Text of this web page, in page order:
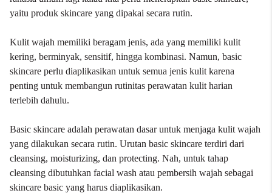
yaitu produk skincare yang dipakai secara rutin.
Kulit wajah memiliki beragam jenis, ada yang memiliki kulit
kering, berminyak, sensitif, hingga kombinasi. Namun, basic
skincare perlu diaplikasikan untuk semua jenis kulit karena
penting untuk membangun rutinitas perawatan kulit harian
terlebih dahulu.
Basic skincare adalah perawatan dasar untuk menjaga kulit wajah
yang dilakukan secara rutin. Urutan basic skincare terdiri dari
cleansing, moisturizing, dan protecting. Nah, untuk tahap
cleansing dibutuhkan facial wash atau pembersih wajah sebagai
skincare basic yang harus diaplikasikan.